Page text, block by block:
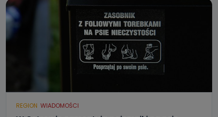
REGION WIADOMOŚCI